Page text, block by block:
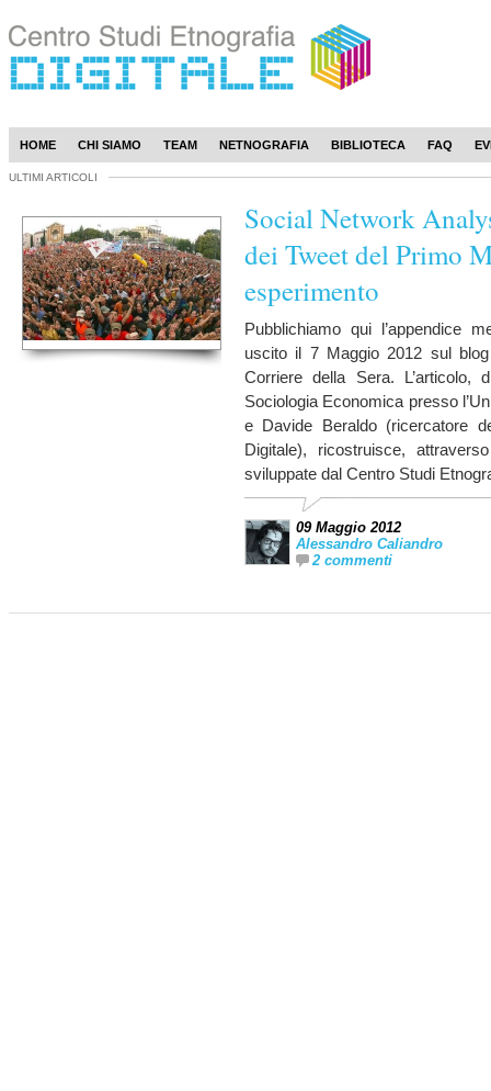
HOME CHI SIAMO TEAM NETNOGRAFIA BIBLIOTECA FAQ
ULTIMI ARTICOLI
Social Network
dei Tweet del Primo
esperimento
Pubblichiamo qui l’appendice
uscito il 7 Maggio 2012 sul
Corriere della Sera. L’articolo,
Sociologia Economica presso
e Davide Beraldo (ricercatore
Digitale), ricostruisce,
sviluppate dal Centro Studi
09 Maggio 2012
Alessandro Caliandro
2 commenti